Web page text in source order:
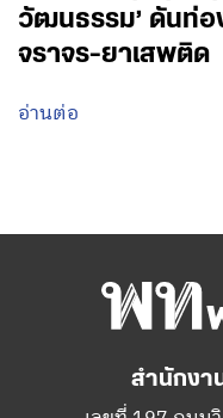
วัฒนธรรม’ ดันท่อ
จราจร-ยาเสพติด
อ่านต่อ
สำนักงา